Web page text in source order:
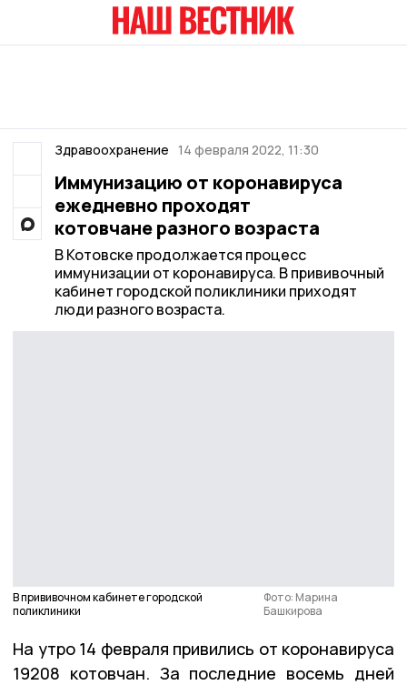
Здравоохранение 14 февраля 2022, 11:30
Иммунизацию от коронавируса
ежедневно проходят
котовчане разного возраста
В Котовске продолжается процесс
иммунизации от коронавируса. В прививочный
кабинет городской поликлиники приходят
люди разного возраста.
В прививочном кабинете городской
поликлиники
Фото: Марина
Башкирова
На утро 14 февраля привились от коронавируса
19208 котовчан. За последние восемь дней